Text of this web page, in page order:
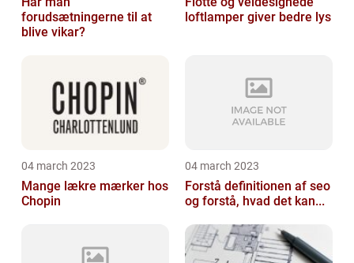
forudsætningerne til at
blive vikar?
loftlamper giver bedre lys
04 march 2023
Mange lækre mærker hos
Chopin
04 march 2023
Forstå definitionen af seo
og forstå, hvad det kan...